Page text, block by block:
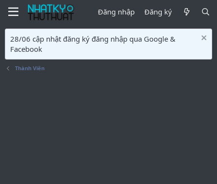
Đăng nhập Đăng ký
28/06 cập nhật đăng ký đăng nhập qua Google &
Facebook
Thành Viên